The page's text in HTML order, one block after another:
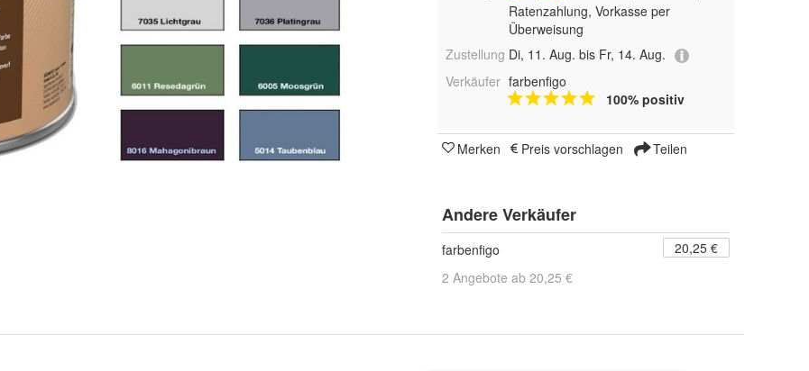
Ratenzahlung, Vorkasse per
Überweisung
Zustellung Di, 11. Aug. bis Fr, 14. Aug.
Verkäufer farbenfigo
100% positiv
Merken Preis vorschlagen Teilen
Andere Verkäufer
farbenfigo
20,25 €
2 Angebote ab 20,25 €